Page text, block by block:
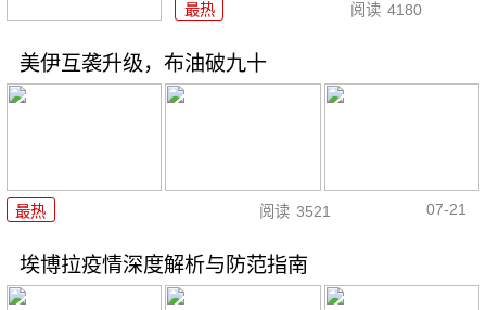
最热 阅读 4180
美伊互袭升级，布油破九十
最热 阅读 3521 07-21
埃博拉疫情深度解析与防范指南